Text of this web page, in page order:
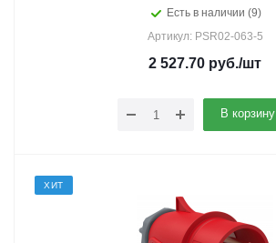
Есть в наличии (9)
Артикул: PSR02-063-5
2 527.70 руб./шт
В корзину
ХИТ